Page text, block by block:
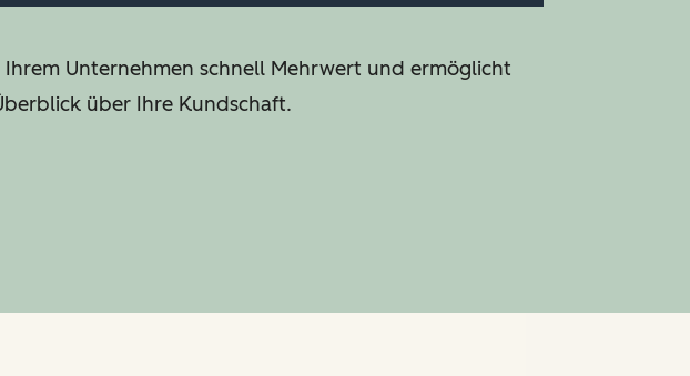
Unternehmen schnell Mehrwert und ermöglicht
über Ihre Kundschaft.